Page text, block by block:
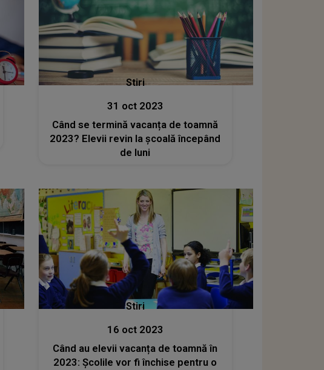
Stiri
31 oct 2023
Când se termină vacanța de toamnă
2023? Elevii revin la școală începând
de luni
Stiri
16 oct 2023
Când au elevii vacanța de toamnă în
2023: Școlile vor fi închise pentru o